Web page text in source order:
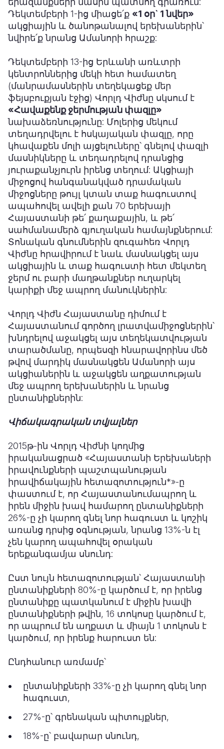
Դեկտեմբերի 1-ից միացե՛ք «1 օր` 1 նվեր»
ակցիային և ծանոթանալով երեխաներին՝
նվիրե՛ք նրանց Ամանորի հրաշք:
Դեկտեմբերի 13-ից Երևանի առևտրի
կենտրոններից մեկի հետ համատեղ
(մանրամասներին տեղեկացեք մեր
ֆեյսբուքյան էջից) Վորլդ Վիժնը սկսում է
«Հավաքենք ջերմության փազլը»
նախաձեռնությունը: Մոլերից մեկում
տեղադրվելու է հսկայական փազլը, որը
կհավաքեն մոլի այցելուները՝ գնելով փազլի
մասնիկները և տեղադրելով դրանցից
յուրաքանչյուրն իրենց տեղում: Ակցիայի
միջոցով հանգանակված դրամական
միջոցները թույլ կտան տաք հագուստով
ապահովել ավելի քան 70 երեխայի
Հայաստանի թե՛ քաղաքային, և թե՛
սահմանամերձ գյուղական համայնքներում:
Տոնական գնումներին զուգահեռ Վորլդ
Վիժնը հրավիրում է նաև մասնակցել այս
ակցիային և տաք հագուստի հետ մեկտեղ
ջերմ ու բարի մաղթանքներ ուղարկել
կարիքի մեջ ապրող մանուկներին:
Վորլդ Վիժն Հայաստանը դիմում է
Հայաստանում գործող լրատվամիջոցներին՝
խնդրելով աջակցել այս տեղեկատվության
տարածմանը, որպեսզի հնարավորինս մեծ
թվով մարդիկ մասնակցեն Ամանորի այս
ակցիաներին և աջակցեն աղքատության
մեջ ապրող երեխաներին և նրանց
ընտանիքներին:
Վիճակագրական տվյալներ
2015թ-ին Վորլդ Վիժնի կողմից
իրականացրած «Հայաստանի Երեխաների
իրավունքների պաշտպանության
իրավիճակային հետազոտություն*»-ը
փաստում է, որ Հայաստանումապրող և
իրեն միջին խավ համարող ընտանիքների
26%-ը չի կարող գնել նոր հագուստ և կոշիկ
առանց դրսից օգնության, նրանց 13%-ն էլ
չեն կարող ապահովել օրական
երեքանգամյա սնունդ:
Ըստ նույն հետազոտության՝ Հայաստանի
ընտանիքների 80%-ը կարծում է, որ իրենց
ընտանիքը պատկանում է միջին խավի
ընտանիքների թվին, 16 տոկոսը կարծում է,
որ ապրում են աղքատ և միայն 1 տոկոսն է
կարծում, որ իրենք հարուստ են:
Ընդհանուր առմամբ՝
ընտանիքների 33%-ը չի կարող գնել նոր
հագուստ,
27%-ը՝ գրենական պիտույքներ,
18%-ը՝ բավարար սնունդ,